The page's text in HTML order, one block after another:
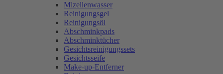
Mizellenwasser
Reinigungsgel
Reinigungsöl
Abschminkpads
Abschminktücher
Gesichtsreinigungssets
Gesichtsseife
Make-up-Entferner